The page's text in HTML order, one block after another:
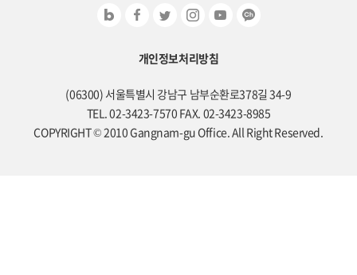
개인정보처리방침
(06300) 서울특별시 강남구 남부순환로378길 34-9
TEL. 02-3423-7570 FAX. 02-3423-8985
COPYRIGHT © 2010 Gangnam-gu Office. All Right Reserved.